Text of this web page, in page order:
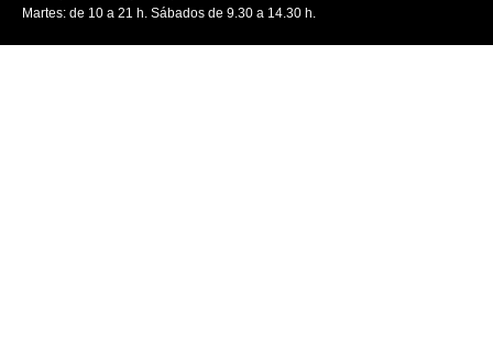
Martes: de 10 a 21 h. Sábados de 9.30 a 14.30 h.